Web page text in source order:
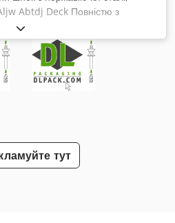
Abtdj Deck Повністю з
шнекової стрічки 150 мм Розміри
мм Дивіться наші інші
тут